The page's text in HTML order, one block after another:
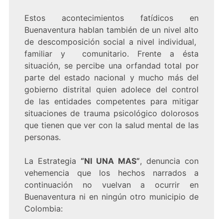
Estos acontecimientos fatídicos en
Buenaventura hablan también de un nivel alto
de descomposición social a nivel individual,
familiar y comunitario. Frente a ésta
situación, se percibe una orfandad total por
parte del estado nacional y mucho más del
gobierno distrital quien adolece del control
de las entidades competentes para mitigar
situaciones de trauma psicológico dolorosos
que tienen que ver con la salud mental de las
personas.
La Estrategia “NI UNA MAS”, denuncia con
vehemencia que los hechos narrados a
continuación no vuelvan a ocurrir en
Buenaventura ni en ningún otro municipio de
Colombia: